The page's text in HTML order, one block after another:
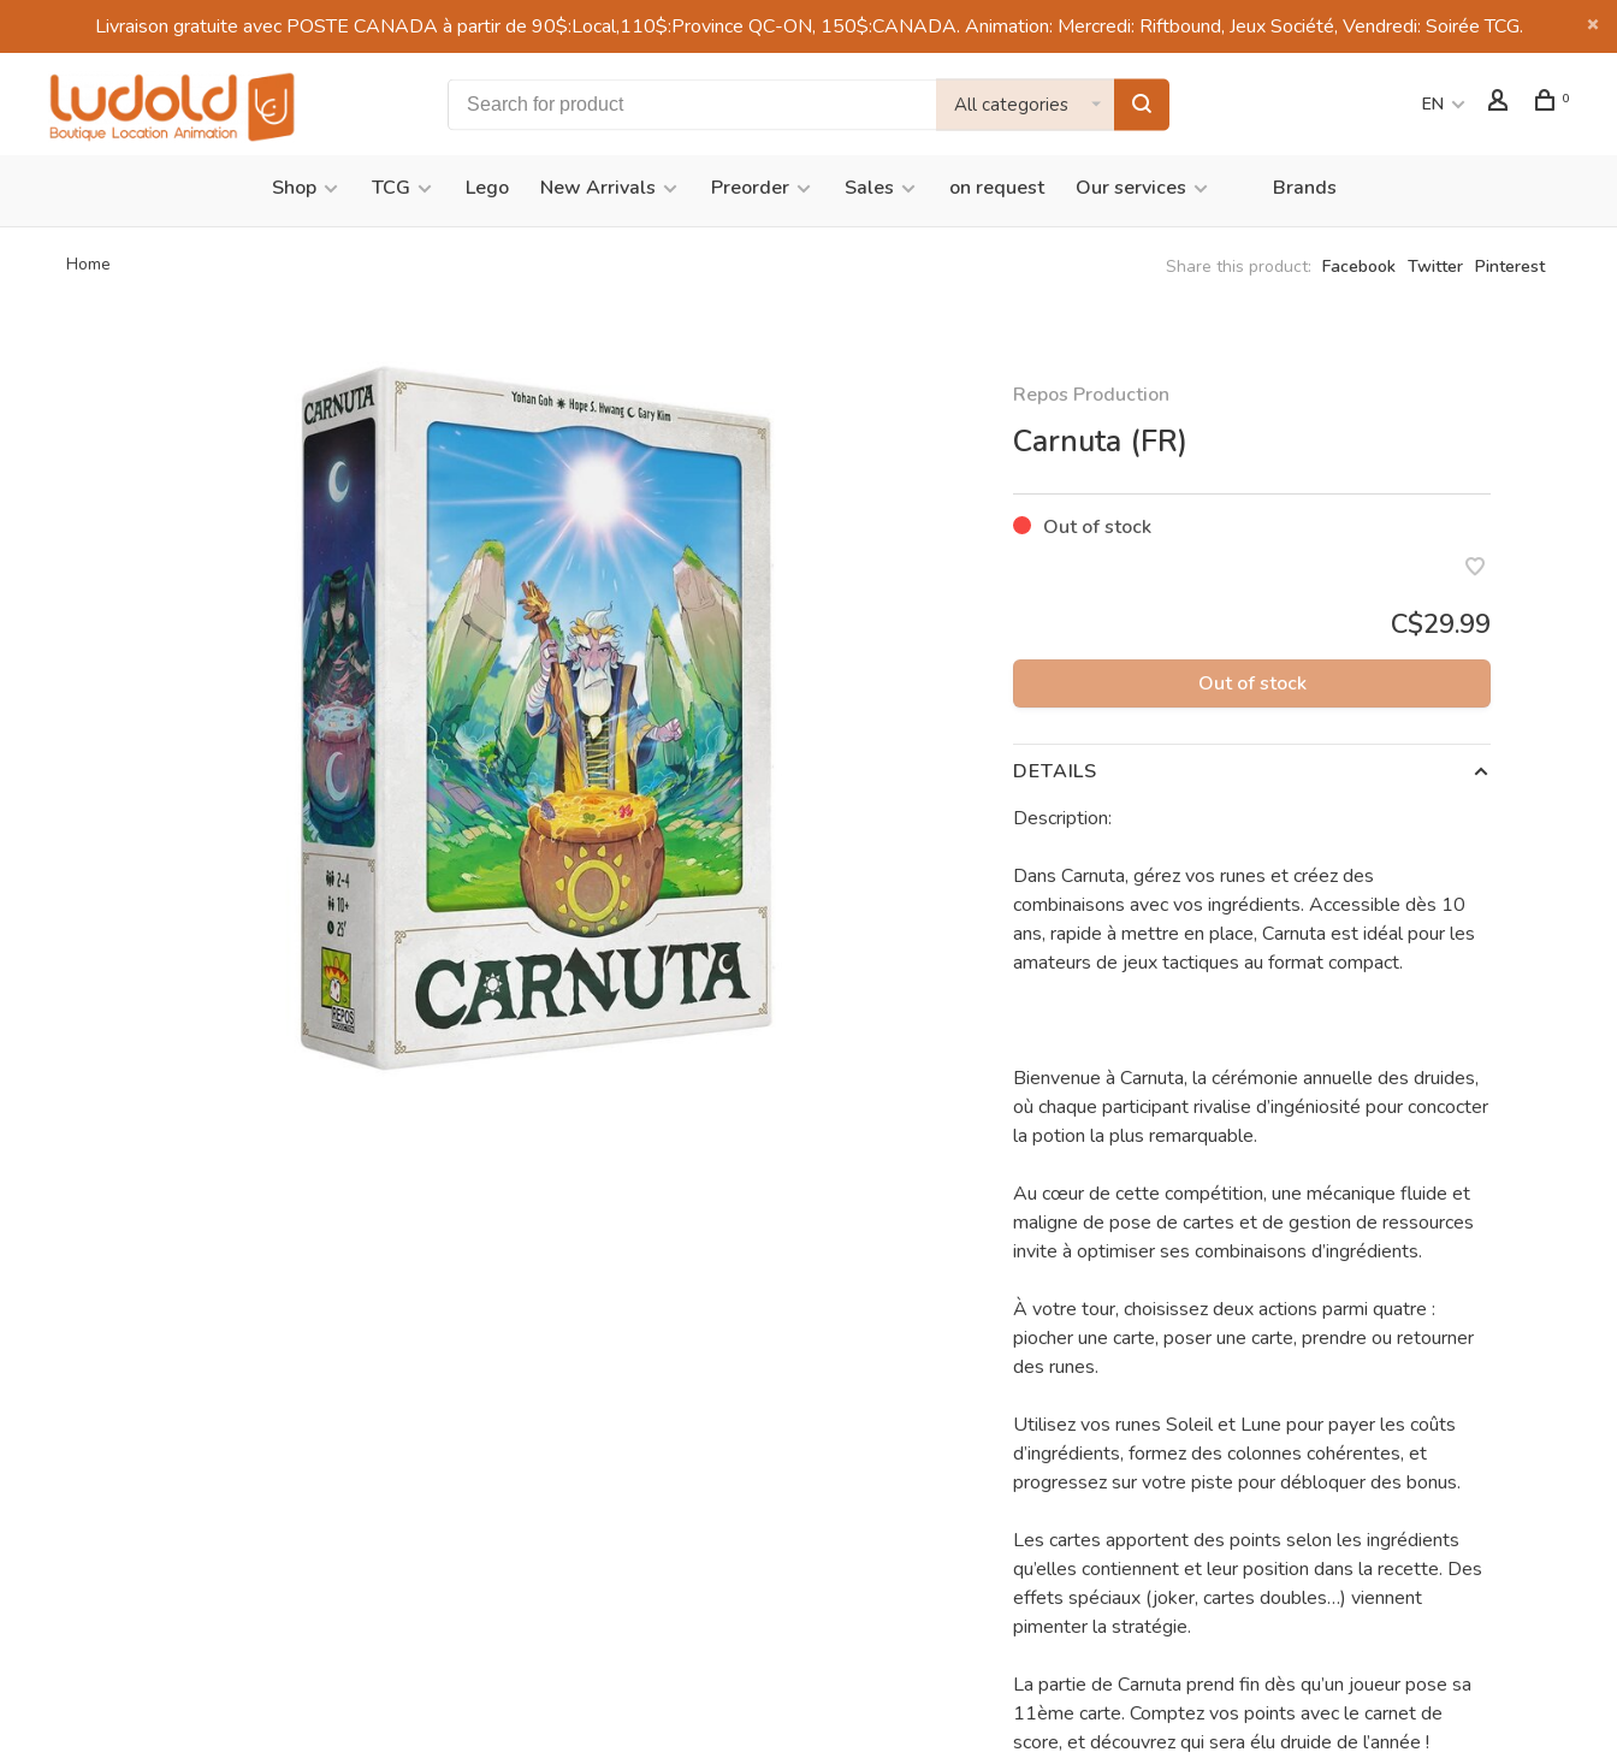
Livraison gratuite avec POSTE CANADA à partir de 90$:Local,110$:Province QC-ON, 150$:CANADA. Animation: Mercredi: Riftbound, Jeux Société, Vendredi: Soirée TCG.
All categories EN 0
Shop TCG Lego New Arrivals Preorder Sales on request Our services Brands
Home Share this product: Facebook Twitter Pinterest
Repos Production
Carnuta (FR)
Out of stock
C$29.99
Out of stock
DETAILS
Description:
Dans Carnuta, gérez vos runes et créez des
combinaisons avec vos ingrédients. Accessible dès 10
ans, rapide à mettre en place, Carnuta est idéal pour les
amateurs de jeux tactiques au format compact.
Bienvenue à Carnuta, la cérémonie annuelle des druides,
où chaque participant rivalise d’ingéniosité pour concocter
la potion la plus remarquable.
Au cœur de cette compétition, une mécanique fluide et
maligne de pose de cartes et de gestion de ressources
invite à optimiser ses combinaisons d’ingrédients.
À votre tour, choisissez deux actions parmi quatre :
piocher une carte, poser une carte, prendre ou retourner
des runes.
Utilisez vos runes Soleil et Lune pour payer les coûts
d’ingrédients, formez des colonnes cohérentes, et
progressez sur votre piste pour débloquer des bonus.
Les cartes apportent des points selon les ingrédients
qu’elles contiennent et leur position dans la recette. Des
effets spéciaux (joker, cartes doubles…) viennent
pimenter la stratégie.
La partie de Carnuta prend fin dès qu’un joueur pose sa
11ème carte. Comptez vos points avec le carnet de
score, et découvrez qui sera élu druide de l’année !